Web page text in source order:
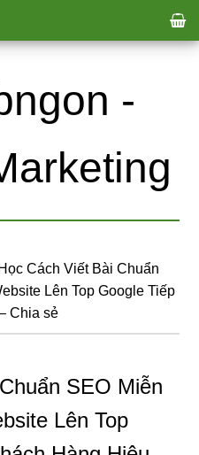
-
Học Cách Viết Bài Chuẩn
Lên Top Google Tiếp
Chia sẻ
SEO Miễn
Lên Top